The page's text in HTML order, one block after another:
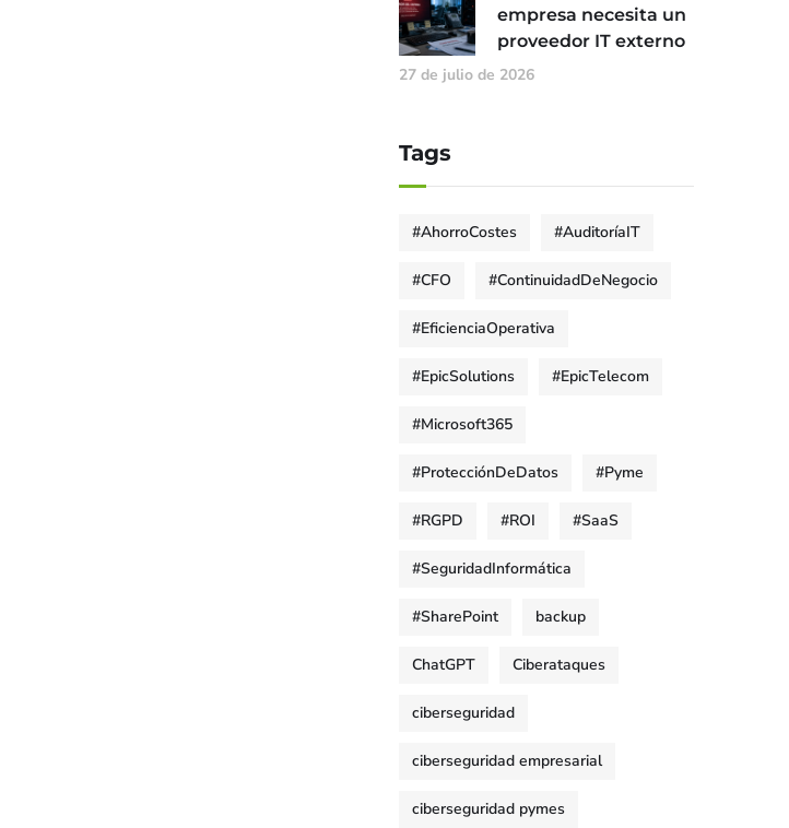
empresa necesita un
proveedor IT externo
27 de julio de 2026
Tags
#AhorroCostes #AuditoríaIT
#CFO #ContinuidadDeNegocio
#EficienciaOperativa
#EpicSolutions #EpicTelecom
#Microsoft365
#ProtecciónDeDatos #Pyme
#RGPD #ROI #SaaS
#SeguridadInformática
#SharePoint backup
ChatGPT Ciberataques
ciberseguridad
ciberseguridad empresarial
ciberseguridad pymes